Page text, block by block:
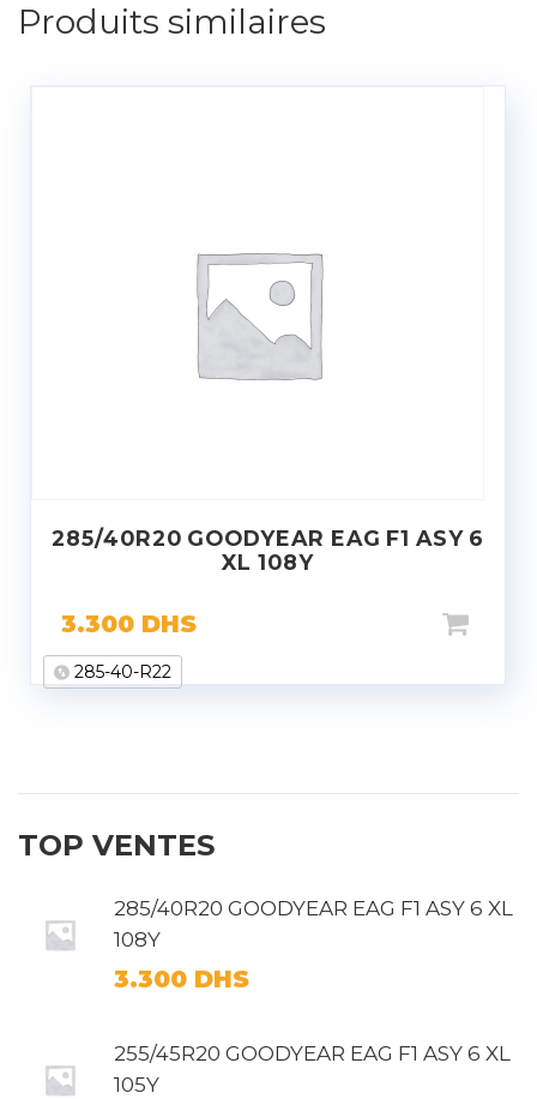
Produits similaires
285/40R20 GOODYEAR EAG F1 ASY 6
XL 108Y
3.300 DHS
285-40-R22
TOP VENTES
285/40R20 GOODYEAR EAG F1 ASY 6 XL
108Y
3.300 DHS
255/45R20 GOODYEAR EAG F1 ASY 6 XL
105Y